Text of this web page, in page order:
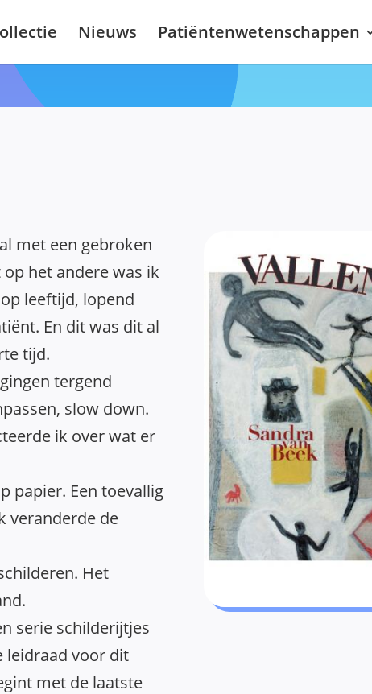
Nieuws Patiëntenwetenschappen
met een gebroken
het andere was ik
leeftijd, lopend
En dit was dit al
tijd.
tergend
slow down.
ik over wat er
papier. Een toevallig
veranderde de
Het
serie schilderijtjes
leidraad voor dit
met de laatste